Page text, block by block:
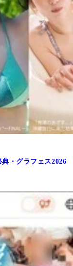
・グラフェス2026